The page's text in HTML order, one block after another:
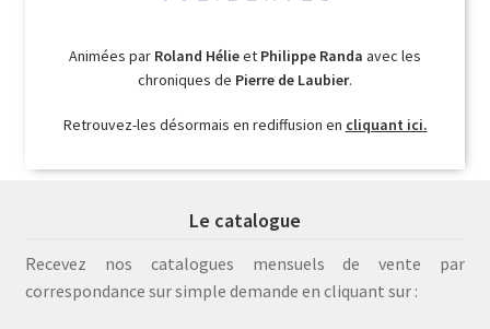
Animées par Roland Hélieet Philippe Randa avec les
chroniques de Pierre de Laubier.
Retrouvez-les désormais en rediffusion en cliquant ici.
Le catalogue
Recevez nos catalogues mensuels de vente par
correspondance sur simple demande en cliquant sur :